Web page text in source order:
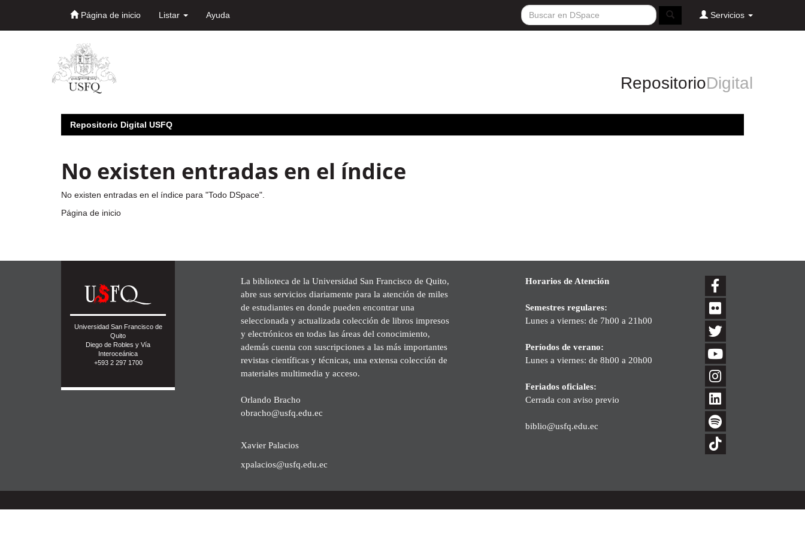
Página de inicio Listar Ayuda Servicios
RepositorioDigital
Repositorio Digital USFQ
No existen entradas en el índice
No existen entradas en el índice para "Todo DSpace".
Página de inicio
Universidad San Francisco de
Quito
Diego de Robles y Vía
Interoceánica
+593 2 297 1700
La biblioteca de la Universidad San Francisco de Quito,
abre sus servicios diariamente para la atención de miles
de estudiantes en donde pueden encontrar una
seleccionada y actualizada colección de libros impresos
y electrónicos en todas las áreas del conocimiento,
además cuenta con suscripciones a las más importantes
revistas científicas y técnicas, una extensa colección de
materiales multimedia y acceso.
Orlando Bracho
obracho@usfq.edu.ec
Xavier Palacios
xpalacios@usfq.edu.ec
Horarios de Atención
Semestres regulares:
Lunes a viernes: de 7h00 a 21h00
Períodos de verano:
Lunes a viernes: de 8h00 a 20h00
Feriados oficiales:
Cerrada con aviso previo
biblio@usfq.edu.ec